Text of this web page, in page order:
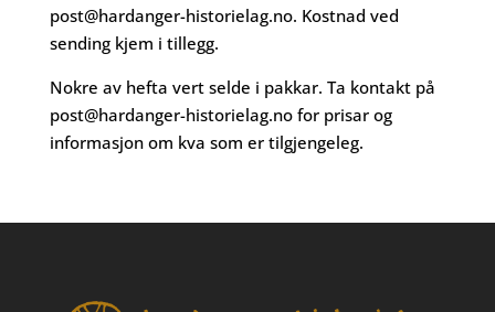
post@hardanger-historielag.no. Kostnad ved
sending kjem i tillegg.
Nokre av hefta vert selde i pakkar. Ta kontakt på
post@hardanger-historielag.nofor prisar og
informasjon om kva som er tilgjengeleg.